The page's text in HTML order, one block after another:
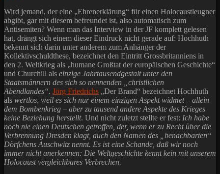
Wird jemand, der eine „Ehrenerklärung“ für einen Holocaustleugner
abgibt, gar mit diesem befreundet ist, also automatisch zum
Antisemiten? Wenn man das Interview in der JF komplett gelesen
hat, drängt sich einem dieser Eindruck nicht gerade auf: Hochhuth
bekennt sich darin unter anderem zum Anhänger der
Kollektivschuldthese, bezeichnet den Eintritt Grossbritanniens in
den 2. Weltkrieg als „humane Großtat der europäischen Geschichte“
und Churchill als einzige Jahrtausendgestalt unter den
Staatsmännern des sich so nennenden „christlichen
Abendlandes“. Jörg Friedrichs „Der Brand“ bezeichnet Hochhuth
als wertlos, weil es sich nur einem einzigen Aspekt widmet – allein
dem Bombenkrieg – aber zu tausend andere Aspekte des Krieges
keine Beziehung herstellt. Und nicht zuletzt stellte er fest: Ich habe
noch nie einen Deutschen getroffen, der, wenn er zu Recht über die
Verbrennung Dresden klagt, auch den Namen des „benachbarten“
Dörfchens Auschwitz nennt. Es ist eine Schande, daß wir noch
immer nicht anerkennen: Die Weltgeschichte kennt kein mit unserem
Holocaust vergleichbares Verbrechen.